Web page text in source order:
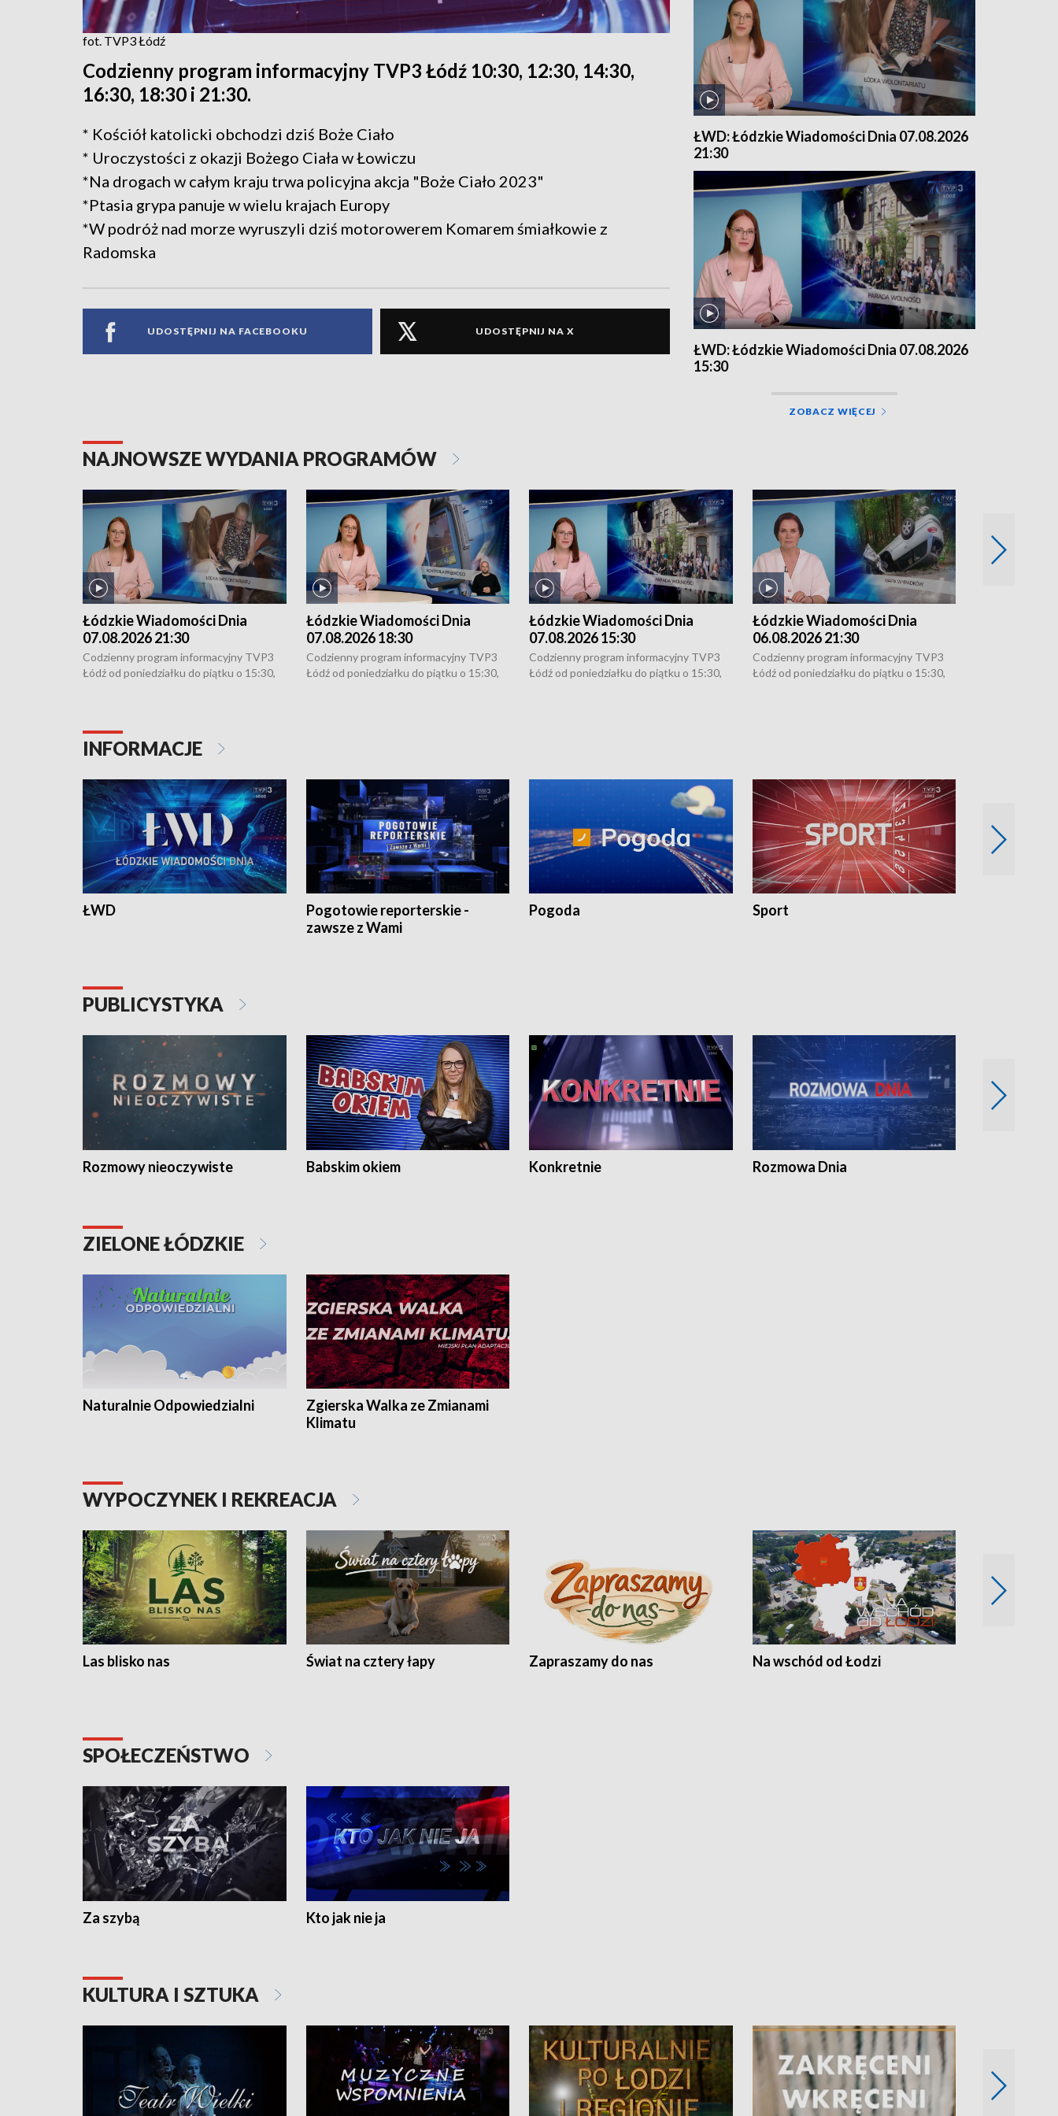
fot. TVP3 Łódź
Codzienny program informacyjny TVP3 Łódź 10:30, 12:30, 14:30,
16:30, 18:30 i 21:30.
* Kościół katolicki obchodzi dziś Boże Ciało
* Uroczystości z okazji Bożego Ciała w Łowiczu
*Na drogach w całym kraju trwa policyjna akcja "Boże Ciało 2023"
*Ptasia grypa panuje w wielu krajach Europy
*W podróż nad morze wyruszyli dziś motorowerem Komarem śmiałkowie z
Radomska
UDOSTĘPNIJ NA FACEBOOKU UDOSTĘPNIJ NA X
ŁWD: Łódzkie Wiadomości Dnia 07.08.2026
21:30
ŁWD: Łódzkie Wiadomości Dnia 07.08.2026
15:30
ZOBACZ WIĘCEJ
NAJNOWSZE WYDANIA PROGRAMÓW
Łódzkie Wiadomości Dnia
07.08.2026 21:30
Codzienny program informacyjny TVP3
Łódź od poniedziałku do piątku o 15:30,
Łódzkie Wiadomości Dnia
07.08.2026 18:30
Codzienny program informacyjny TVP3
Łódź od poniedziałku do piątku o 15:30,
Łódzkie Wiadomości Dnia
07.08.2026 15:30
Codzienny program informacyjny TVP3
Łódź od poniedziałku do piątku o 15:30,
Łódzkie Wiadomości Dnia
06.08.2026 21:30
Codzienny program informacyjny TVP3
Łódź od poniedziałku do piątku o 15:30,
INFORMACJE
ŁWD
Pogotowie reporterskie -
zawsze z Wami
Pogoda Sport
PUBLICYSTYKA
Rozmowy nieoczywiste Babskim okiem Konkretnie Rozmowa Dnia
ZIELONE ŁÓDZKIE
Naturalnie Odpowiedzialni
Zgierska Walka ze Zmianami
Klimatu
WYPOCZYNEK I REKREACJA
Las blisko nas Świat na cztery łapy Zapraszamy do nas Na wschód od Łodzi
SPOŁECZEŃSTWO
Za szybą Kto jak nie ja
KULTURA I SZTUKA